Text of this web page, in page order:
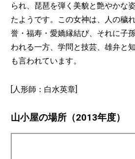
られ、琵琶を弾く美貌と艶やかな
たようです。この女神は、人の穢
誉・福寿・愛嬌縁結び、それに子
われる一方、学問と技芸、雄弁と
も言われています。
[人形師：白水英章]
山小屋の場所（2013年度）